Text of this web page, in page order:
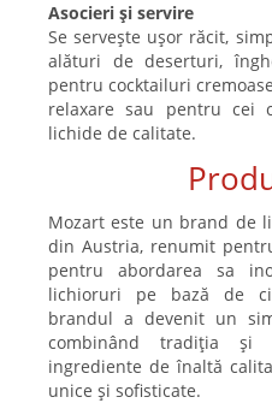
Asocieri și servire
Se servește ușor răcit,
alături de deserturi,
pentru cocktailuri
relaxare sau pentru cei
lichide de calitate.
Mozart este un brand de
din Austria, renumit
pentru abordarea sa
lichioruri pe bază de
brandul a devenit un
combinând tradiția și
ingrediente de înaltă
unice și sofisticate.